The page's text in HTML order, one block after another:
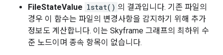
FileStateValue lstat() 의 결과입니다. 기존 파일의
경우 이 함수는 파일의 변경사항을 감지하기 위해 추가
정보도 계산합니다. 이는 Skyframe 그래프의 최하위 수
준 노드이며 종속 항목이 없습니다.